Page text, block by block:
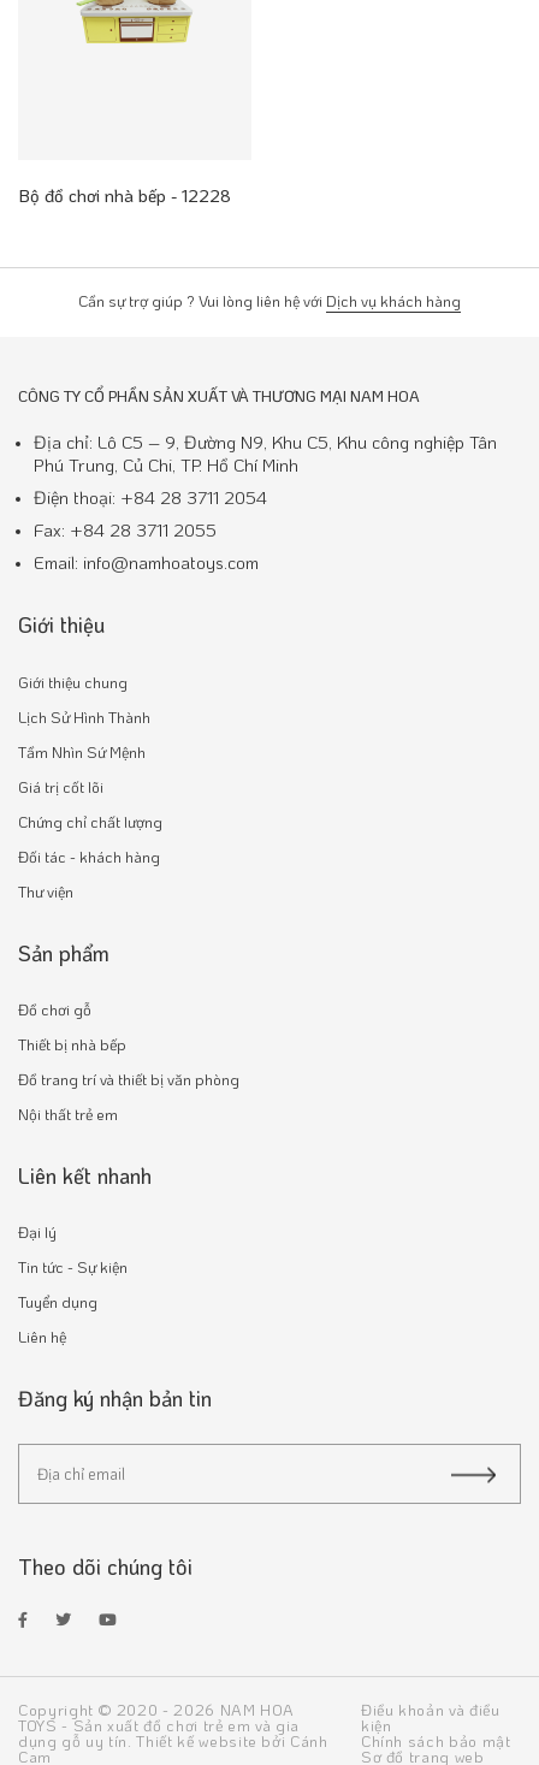
Bộ đồ chơi nhà bếp - 12228
Cần sự trợ giúp ? Vui lòng liên hệ với Dịch vụ khách hàng
CÔNG TY CỔ PHẦN SẢN XUẤT VÀ THƯƠNG MẠI NAM HOA
Địa chỉ: Lô C5 – 9, Đường N9, Khu C5, Khu công nghiệp Tân
Phú Trung, Củ Chi, TP. Hồ Chí Minh
Điện thoại: +84 28 3711 2054
Fax: +84 28 3711 2055
Email: info@namhoatoys.com
Giới thiệu
Giới thiệu chung
Lịch Sử Hình Thành
Tầm Nhìn Sứ Mệnh
Giá trị cốt lõi
Chứng chỉ chất lượng
Đối tác - khách hàng
Thư viện
Sản phẩm
Đồ chơi gỗ
Thiết bị nhà bếp
Đồ trang trí và thiết bị văn phòng
Nội thất trẻ em
Liên kết nhanh
Đại lý
Tin tức - Sự kiện
Tuyển dụng
Liên hệ
Đăng ký nhận bản tin
Theo dõi chúng tôi
Copyright © 2020 - 2026 NAM HOA
TOYS - Sản xuất đồ chơi trẻ em và gia
dụng gỗ uy tín.Thiết kế website bởi Cánh
Cam
Điều khoản và điều
kiện
Chính sách bảo mật
Sơ đồ trang web